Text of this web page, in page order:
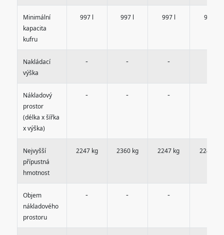
Minimální
kapacita
kufru
997 l 997 l 997 l 997 l
Nakládací
výška
- - -
Nákladový
prostor
(délka x šířka
x výška)
- - -
Nejvyšší
přípustná
hmotnost
2247 kg 2360 kg 2247 kg 2247 kg
Objem
nákladového
prostoru
- - -